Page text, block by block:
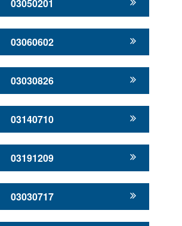
03050201
03060602
03030826
03140710
03191209
03030717